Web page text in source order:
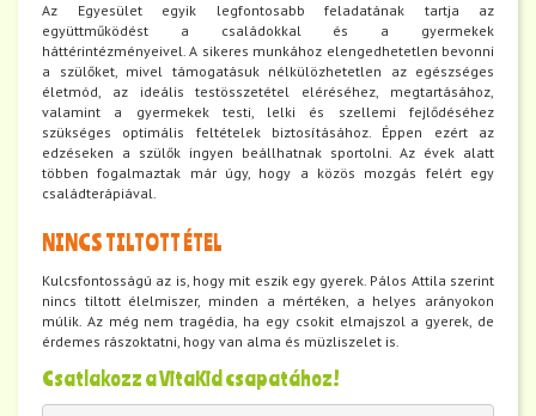
Az Egyesület egyik legfontosabb feladatának tartja az
együttműködést a családokkal és a gyermekek
háttérintézményeivel. A sikeres munkához elengedhetetlen bevonni
a szülőket, mivel támogatásuk nélkülözhetetlen az egészséges
életmód, az ideális testösszetétel eléréséhez, megtartásához,
valamint a gyermekek testi, lelki és szellemi fejlődéséhez
szükséges optimális feltételek biztosításához. Éppen ezért az
edzéseken a szülők ingyen beállhatnak sportolni. Az évek alatt
többen fogalmaztak már úgy, hogy a közös mozgás felért egy
családterápiával.
NINCS TILTOTT ÉTEL
Kulcsfontosságú az is, hogy mit eszik egy gyerek. Pálos Attila szerint
nincs tiltott élelmiszer, minden a mértéken, a helyes arányokon
múlik. Az még nem tragédia, ha egy csokit elmajszol a gyerek, de
érdemes rászoktatni, hogy van alma és müzliszelet is.
Csatlakozz a VitaKid csapatához!